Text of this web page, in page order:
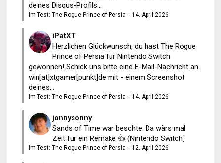
deines Disqus-Profils...
Im Test: The Rogue Prince of Persia · 14. April 2026
iPatXT
Herzlichen Glückwunsch, du hast The Rogue
Prince of Persia für Nintendo Switch
gewonnen! Schick uns bitte eine E-Mail-Nachricht an
win[at]xtgamer[punkt]de mit - einem Screenshot
deines...
Im Test: The Rogue Prince of Persia · 14. April 2026
jonnysonny
Sands of Time war beschte. Da wärs mal
Zeit für ein Remake 👍 (Nintendo Switch)
Im Test: The Rogue Prince of Persia · 12. April 2026